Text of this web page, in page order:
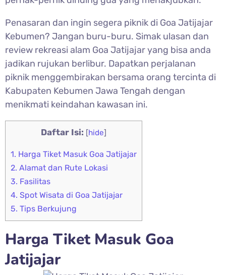
Penasaran dan ingin segera piknik di Goa Jatijajar
Kebumen? Jangan buru-buru. Simak ulasan dan
review rekreasi alam Goa Jatijajar yang bisa anda
jadikan rujukan berlibur. Dapatkan perjalanan
piknik menggembirakan bersama orang tercinta di
Kabupaten Kebumen Jawa Tengah dengan
menikmati keindahan kawasan ini.
Daftar Isi: [hide]
1. Harga Tiket Masuk Goa Jatijajar
2. Alamat dan Rute Lokasi
3. Fasilitas
4. Spot Wisata di Goa Jatijajar
5. Tips Berkujung
Harga Tiket Masuk Goa
Jatijajar